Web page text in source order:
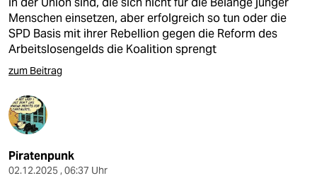
Menschen einsetzen, aber erfolgreich so tun oder die
SPD Basis mit ihrer Rebellion gegen die Reform des
Arbeitslosengelds die Koalition sprengt
zum Beitrag
Piratenpunk
02.12.2025 , 06:37 Uhr